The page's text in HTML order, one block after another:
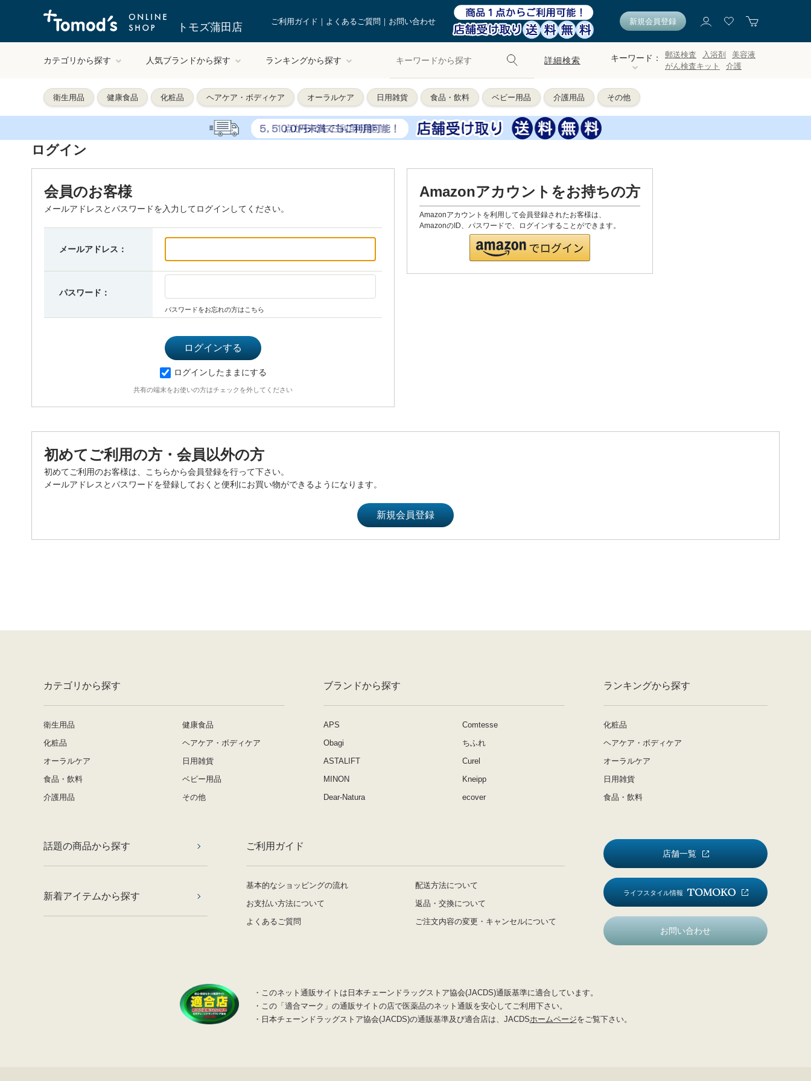
トモズ蒲田店 ご利用ガイド よくあるご質問 お問い合わせ 新規会員登録
カテゴリから探す 人気ブランドから探す ランキングから探す 詳細検索 キーワード： 郵送検査 入浴剤
美容液
がん検査キット
介護
衛生用品 健康食品 化粧品 ヘアケア・ボディケア オーラルケア 日用雑貨 食品・飲料 ベビー用品 介護用品 その他
ログイン
会員のお客様
メールアドレスとパスワードを入力してログインしてください。
メールアドレス：
パスワード：
パスワードをお忘れの方はこちら
ログインしたままにする
共有の端末をお使いの方はチェックを外してください
Amazonアカウントをお持ちの方
Amazonアカウントを利用して会員登録されたお客様は、
AmazonのID、パスワードで、ログインすることができます。
初めてご利用の方・会員以外の方
初めてご利用のお客様は、こちらから会員登録を行って下さい。
メールアドレスとパスワードを登録しておくと便利にお買い物ができるようになります。
カテゴリから探す
衛生用品
健康食品
化粧品
ヘアケア・ボディケア
オーラルケア
日用雑貨
食品・飲料
ベビー用品
介護用品
その他
ブランドから探す
APS
Comtesse
Obagi
ちふれ
ASTALIFT
Curel
MINON
Kneipp
Dear-Natura
ecover
ランキングから探す
化粧品
ヘアケア・ボディケア
オーラルケア
日用雑貨
食品・飲料
話題の商品から探す
新着アイテムから探す
ご利用ガイド
基本的なショッピングの流れ
配送方法について
お支払い方法について
返品・交換について
よくあるご質問
ご注文内容の変更・キャンセルについて
店舗一覧
ライフスタイル情報
お問い合わせ
・このネット通販サイトは日本チェーンドラッグストア協会(JACDS)通販基準に適合しています。
・この「適合マーク」の通販サイトの店で医薬品のネット通販を安心してご利用下さい。
・日本チェーンドラッグストア協会(JACDS)の通販基準及び適合店は、JACDSホームページをご覧下さい。